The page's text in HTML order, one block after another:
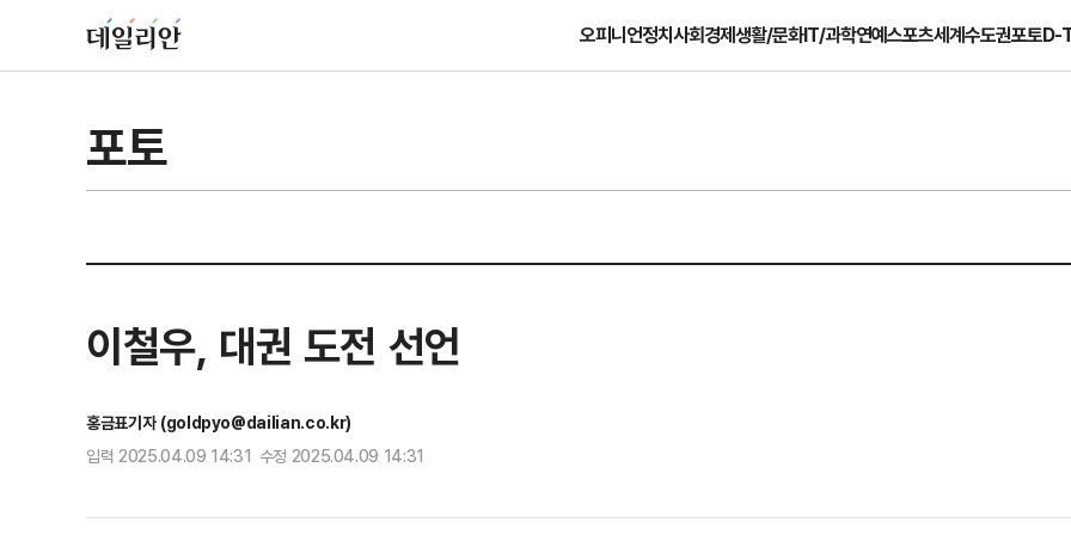
오피니언정치사회경제생활/문화IT/과학연예스포츠세계수도권포토D-
포토
이철우, 대권 도전 선언
홍금표기자 (goldpyo@dailian.co.kr)
입력 2025.04.09 14:31 수정 2025.04.09 14:31